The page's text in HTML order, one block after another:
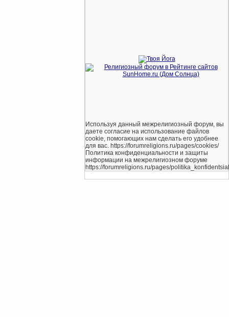
Используя данный межрелигиозный форум, вы
даете согласие на использование файлов
cookie, помогающих нам сделать его удобнее
для вас. https://forumreligions.ru/pages/cookies/
Политика конфиденциальности и защиты
информации на межрелигиозном форуме
https://forumreligions.ru/pages/